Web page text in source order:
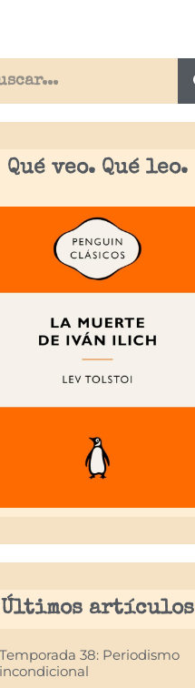
Qué veo. Qué leo.
Últimos artículos
Temporada 38: Periodismo
incondicional